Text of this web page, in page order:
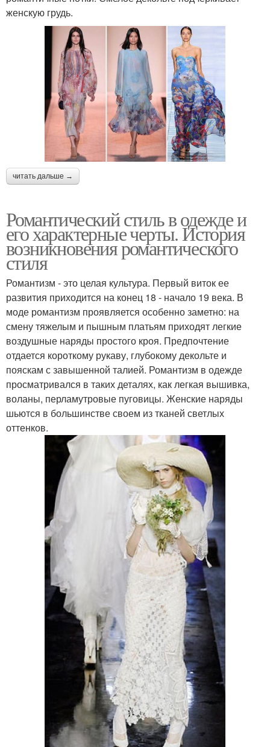
женскую грудь.
читать дальше →
Романтический стиль в одежде и
его характерные черты. История
возникновения романтического
стиля
Романтизм - это целая культура. Первый виток ее
развития приходится на конец 18 - начало 19 века. В
моде романтизм проявляется особенно заметно: на
смену тяжелым и пышным платьям приходят легкие
воздушные наряды простого кроя. Предпочтение
отдается короткому рукаву, глубокому декольте и
пояскам с завышенной талией. Романтизм в одежде
просматривался в таких деталях, как легкая вышивка,
воланы, перламутровые пуговицы. Женские наряды
шьются в большинстве своем из тканей светлых
оттенков.